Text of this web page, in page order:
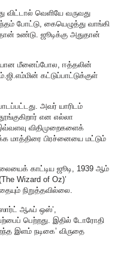
விட்டால் வெளியே வருவது
போட்டு, கையெழுத்து வாங்கி
உண்டு. ஜூடிக்கு அதுதான்
மீனைப்போல, ஈத்தலின்
கட்டுப்பாட்டுக்குள்
அவர் யாரிடம்
என எல்லா
விதிமுறைகளைக்
மாத்திரை பிரச்னையை மட்டும்
காட்டிய ஜூடி, 1939 ஆம்
Wizard of Oz)’
நிறுத்தவில்லை.
ஆஃப் ஒஸ்’,
பெற்றது. இதில் டோரோதி‌
இளம் நடிகை’ விருதை